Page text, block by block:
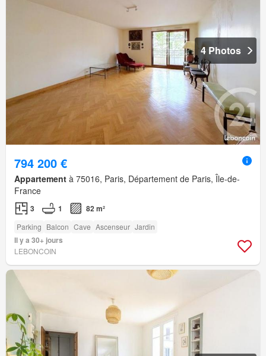
4 Photos
794 200 €
Appartement à 75016, Paris, Département de Paris, Île-de-
France
3 1 82 m²
Parking Balcon Cave Ascenseur Jardin
Il y a 30+ jours
LEBONCOIN